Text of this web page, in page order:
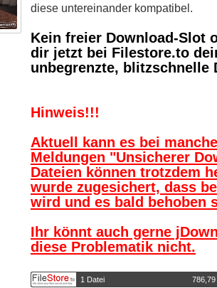
diese untereinander kompatibel.
Kein freier Download-Slot
dir jetzt bei Filestore.to
unbegrenzte, blitzschnelle
Hinweis!!!
Aktuell kann es bei
Meldungen "Unsicherer
Dateien können trotzdem
wurde zugesichert, dass
wird und es bald behoben
Ihr könnt auch gerne
diese Problematik nicht.
1 Datei 786,79